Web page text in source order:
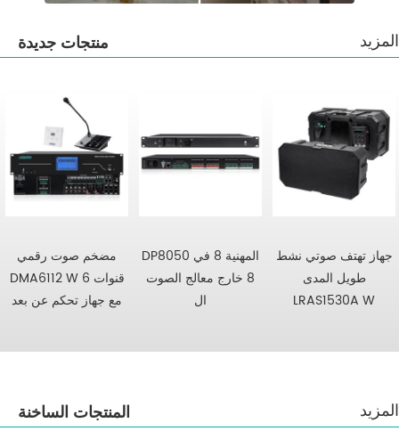
منتجات جديدة المزيد
مضخم صوت رقمي
DMA6112 W 6 قنوات
مع جهاز تحكم عن بعد
DP8050 المهنية 8 في
8 خارج معالج الصوت
ال
جهاز تهتف صوتي نشط
طويل المدى
LRAS1530A W
المنتجات الساخنة المزيد